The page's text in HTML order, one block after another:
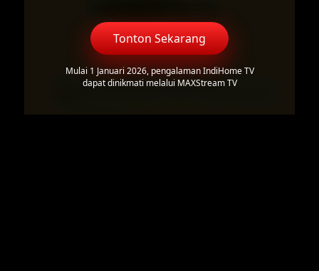
Tonton Sekarang
Mulai 1 Januari 2026, pengalaman IndiHome TV
dapat dinikmati melalui MAXStream TV